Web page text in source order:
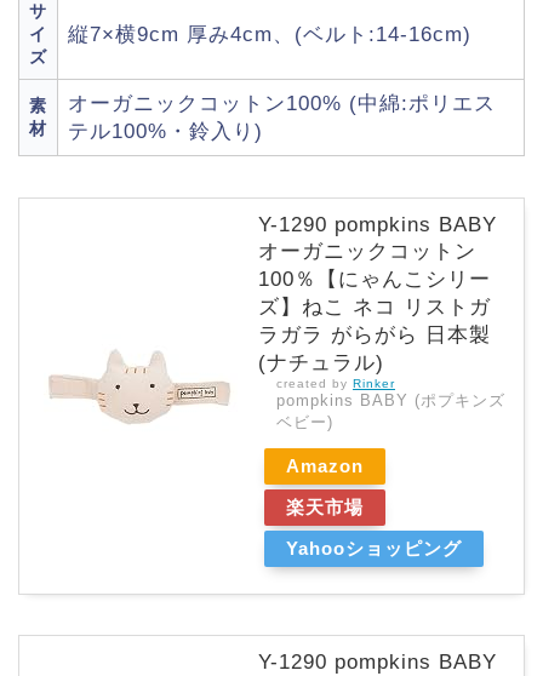
サ
イ
ズ
縦7×横9cm 厚み4cm、(ベルト:14-16cm)
素
材
オーガニックコットン100% (中綿:ポリエス
テル100%・鈴入り)
Y-1290 pompkins BABY
オーガニックコットン
100％【にゃんこシリー
ズ】ねこ ネコ リストガ
ラガラ がらがら 日本製
(ナチュラル)
created by Rinker
pompkins BABY (ポプキンズ
ベビー)
Amazon
楽天市場
Yahooショッピング
Y-1290 pompkins BABY